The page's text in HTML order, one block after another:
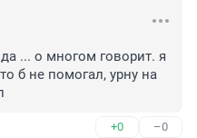
... о многом говорит. я
б не помогал, урну на
+0 –0